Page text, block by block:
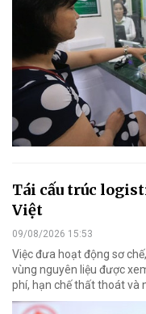
Tái cấu trúc
Việt
09/08/2026 15:53
Việc đưa hoạt động sơ
vùng nguyên liệu được
phí, hạn chế thất thoát và